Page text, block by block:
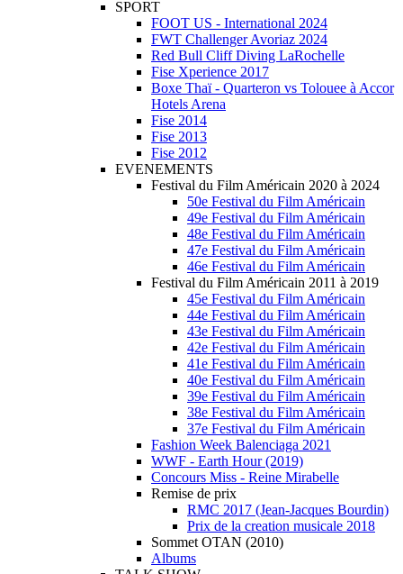
SPORT
FOOT US - International 2024
FWT Challenger Avoriaz 2024
Red Bull Cliff Diving LaRochelle
Fise Xperience 2017
Boxe Thaï - Quarteron vs Tolouee à Accor
Hotels Arena
Fise 2014
Fise 2013
Fise 2012
EVENEMENTS
Festival du Film Américain 2020 à 2024
50e Festival du Film Américain
49e Festival du Film Américain
48e Festival du Film Américain
47e Festival du Film Américain
46e Festival du Film Américain
Festival du Film Américain 2011 à 2019
45e Festival du Film Américain
44e Festival du Film Américain
43e Festival du Film Américain
42e Festival du Film Américain
41e Festival du Film Américain
40e Festival du Film Américain
39e Festival du Film Américain
38e Festival du Film Américain
37e Festival du Film Américain
Fashion Week Balenciaga 2021
WWF - Earth Hour (2019)
Concours Miss - Reine Mirabelle
Remise de prix
RMC 2017 (Jean-Jacques Bourdin)
Prix de la creation musicale 2018
Sommet OTAN (2010)
Albums